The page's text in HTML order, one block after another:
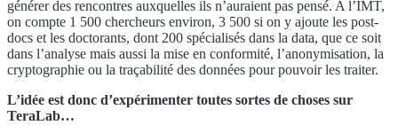
générer des rencontres auxquelles ils n’auraient pas pensé. A l’IMT,
on compte 1 500 chercheurs environ, 3 500 si on y ajoute les post-
docs et les doctorants, dont 200 spécialisés dans la data, que ce soit
dans l’analyse mais aussi la mise en conformité, l’anonymisation, la
cryptographie ou la traçabilité des données pour pouvoir les traiter.
L’idée est donc d’expérimenter toutes sortes de choses sur
TeraLab…